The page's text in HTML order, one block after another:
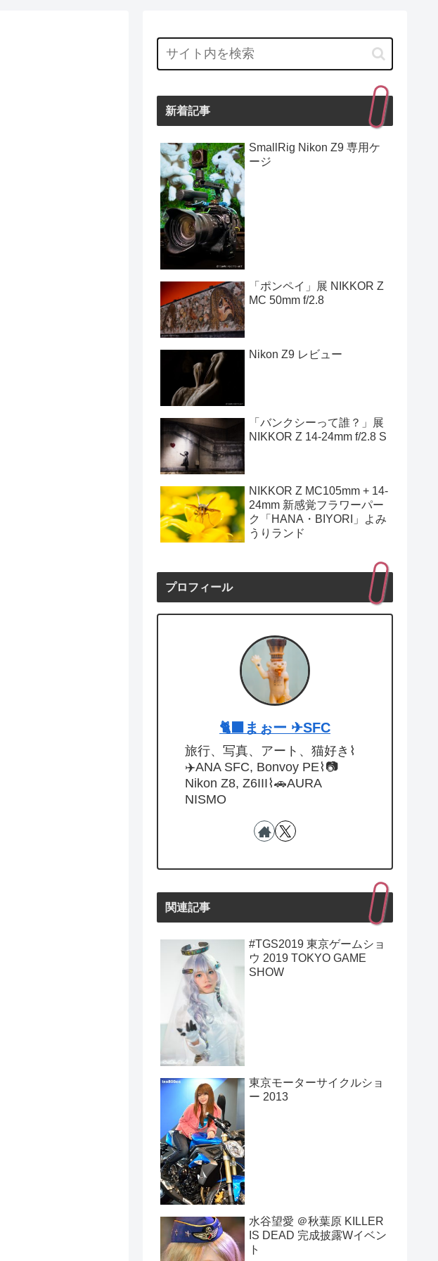
新着記事
SmallRig Nikon Z9 専用ケ
ージ
「ポンペイ」展 NIKKOR Z
MC 50mm f/2.8
Nikon Z9 レビュー
「バンクシーって誰？」展
NIKKOR Z 14-24mm f/2.8 S
NIKKOR Z MC105mm + 14-
24mm 新感覚フラワーパー
ク「HANA・BIYORI」よみ
うりランド
プロフィール
🐈‍⬛まぉー ✈︎SFC
旅行、写真、アート、猫好き⌇
✈️ANA SFC, Bonvoy PE⌇📷
Nikon Z8, Z6III⌇🚗AURA
NISMO
関連記事
#TGS2019 東京ゲームショ
ウ 2019 TOKYO GAME
SHOW
東京モーターサイクルショ
ー 2013
水谷望愛 ＠秋葉原 KILLER
IS DEAD 完成披露Wイベン
ト